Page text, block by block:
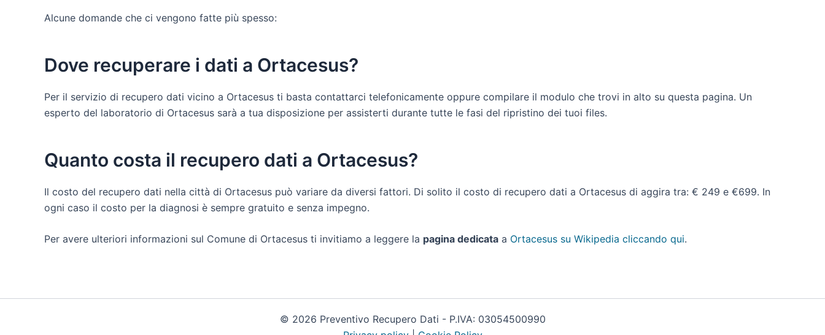
Alcune domande che ci vengono fatte più spesso:
Dove recuperare i dati a Ortacesus?
Per il servizio di recupero dati vicino a Ortacesus ti basta contattarci telefonicamente oppure compilare il modulo che trovi in alto su questa pagina. Un
esperto del laboratorio di Ortacesus sarà a tua disposizione per assisterti durante tutte le fasi del ripristino dei tuoi files.
Quanto costa il recupero dati a Ortacesus?
Il costo del recupero dati nella città di Ortacesus può variare da diversi fattori. Di solito il costo di recupero dati a Ortacesus di aggira tra: € 249 e €699. In
ogni caso il costo per la diagnosi è sempre gratuito e senza impegno.
Per avere ulteriori informazioni sul Comune di Ortacesus ti invitiamo a leggere la pagina dedicata a Ortacesus su Wikipedia cliccando qui.
© 2026 Preventivo Recupero Dati - P.IVA: 03054500990